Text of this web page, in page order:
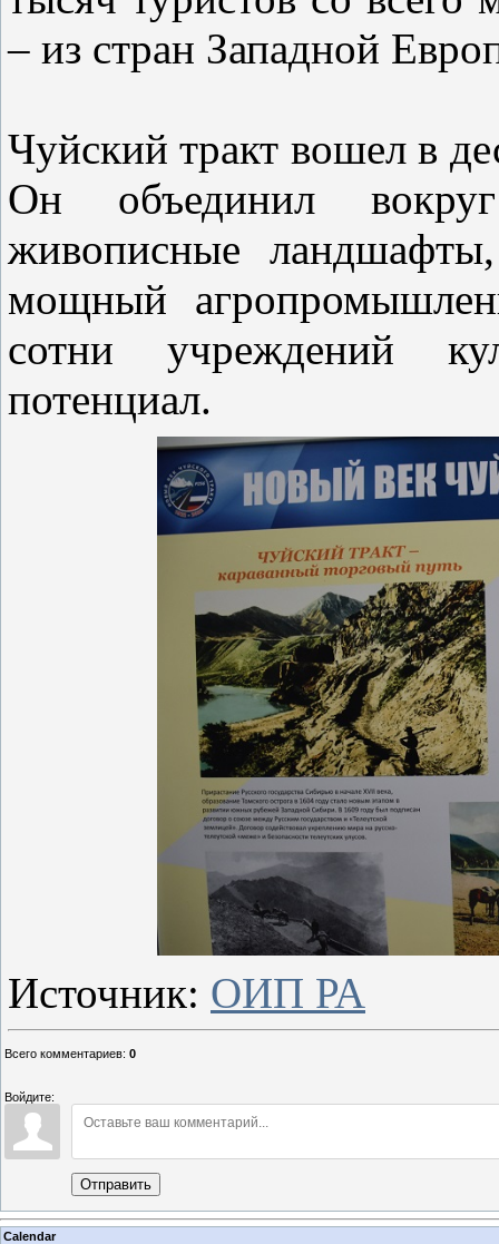
– из стран Западной
Чуйский тракт вошел в
Он объединил
живописные
мощный
сотни учреждений
потенциал.
Источник: ОИП РА
Всего комментариев: 0
Войдите:
Отправить
Calendar